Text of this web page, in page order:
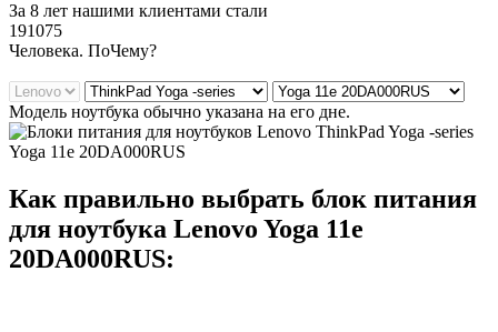
За 8 лет нашими клиентами стали
191075
Человека. ПоЧему?
Модель ноутбука обычно указана на его дне.
Как правильно выбрать блок питания
для ноутбука Lenovo Yoga 11e
20DA000RUS: